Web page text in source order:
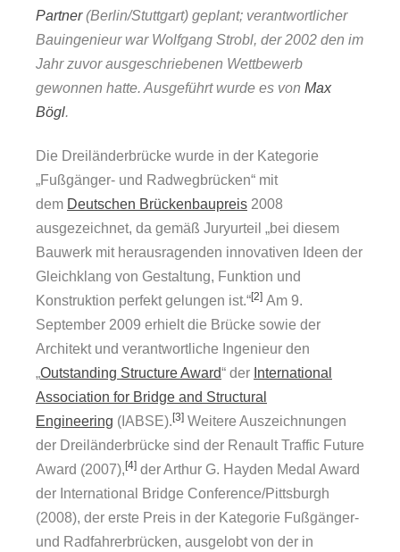
Partner(Berlin/Stuttgart) geplant; verantwortlicher
Bauingenieur war Wolfgang Strobl, der 2002 den im
Jahr zuvor ausgeschriebenen Wettbewerb
gewonnen hatte. Ausgeführt wurde es von Max
Bögl.
Die Dreiländerbrücke wurde in der Kategorie
„Fußgänger- und Radwegbrücken“ mit
dem Deutschen Brückenbaupreis 2008
ausgezeichnet, da gemäß Juryurteil „bei diesem
Bauwerk mit herausragenden innovativen Ideen der
Gleichklang von Gestaltung, Funktion und
Konstruktion perfekt gelungen ist.“[2] Am 9.
September 2009 erhielt die Brücke sowie der
Architekt und verantwortliche Ingenieur den
„Outstanding Structure Award“ der International
Association for Bridge and Structural
Engineering (IABSE).[3] Weitere Auszeichnungen
der Dreiländerbrücke sind der Renault Traffic Future
Award (2007),[4] der Arthur G. Hayden Medal Award
der International Bridge Conference/Pittsburgh
(2008), der erste Preis in der Kategorie Fußgänger-
und Radfahrerbrücken, ausgelobt von der in